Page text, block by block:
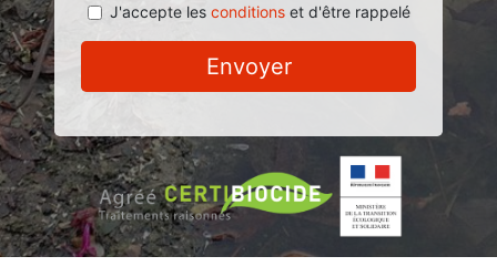
J'accepte les conditionset d'être rappelé
Envoyer